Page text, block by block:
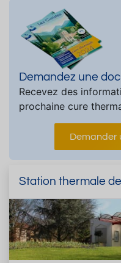
Demandez une
Recevez des
prochaine cure
Demander
Station thermale